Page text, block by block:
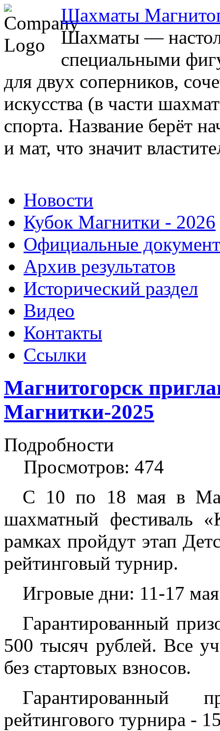
Шахматы
Шахматы —
специальными
для двух соперников,
искусства (в части
спорта. Название берёт
и мат, что значит
Новости
Кубок Магнитки - 2026
Официальные
Архив результатов
Исторический раздел
Видео
Контакты
Ссылки
Магнитогорск
Магнитки-2025
Подробности
Просмотров: 474
С 10 по 18 мая в
шахматный фестиваль
рамках пройдут этап
рейтинговый турнир.
Игровые дни: 11-17
Гарантированный
500 тысяч рублей. Все
без стартовых взносов.
Гарантированный
рейтингового турнира -